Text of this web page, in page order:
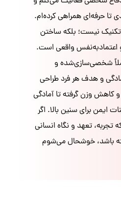
تا حرفه‌ای همراهی کرده‌ام.
تکنیک نیست؛ بلکه ساختن
اعتمادبه‌نفس واقعی است.
شخصی‌سازی‌شده و
و هدف هر فرد طراحی
کاهش وزن گرفته تا آمادگی
ایمن برای سنین بالا. اگر
تجربه، تعهد و نگاه انسانی
باشد، خوشحال می‌شوم